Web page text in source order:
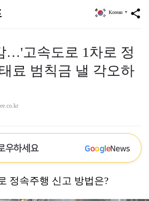
share
Korean ▼
…'고속도로 1차로 정
료 범칙금 낼 각오하
우하세요 GoogleNews
정속주행 신고 방법은?